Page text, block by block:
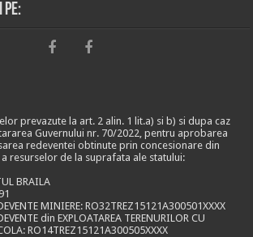
prevazute la art. 2 alin. 1 lit.a) si b) si dupa caz
Guvernului nr. 70/2022, pentru aprobarea
redeventei obtinute prin concesionare din
resurselor de la suprafata ale statului:
BRAILA
MINIERE: RO32TREZ15121A300501XXXX
din EXPLOATAREA TERENURILOR CU
RO14TREZ15121A300505XXXX